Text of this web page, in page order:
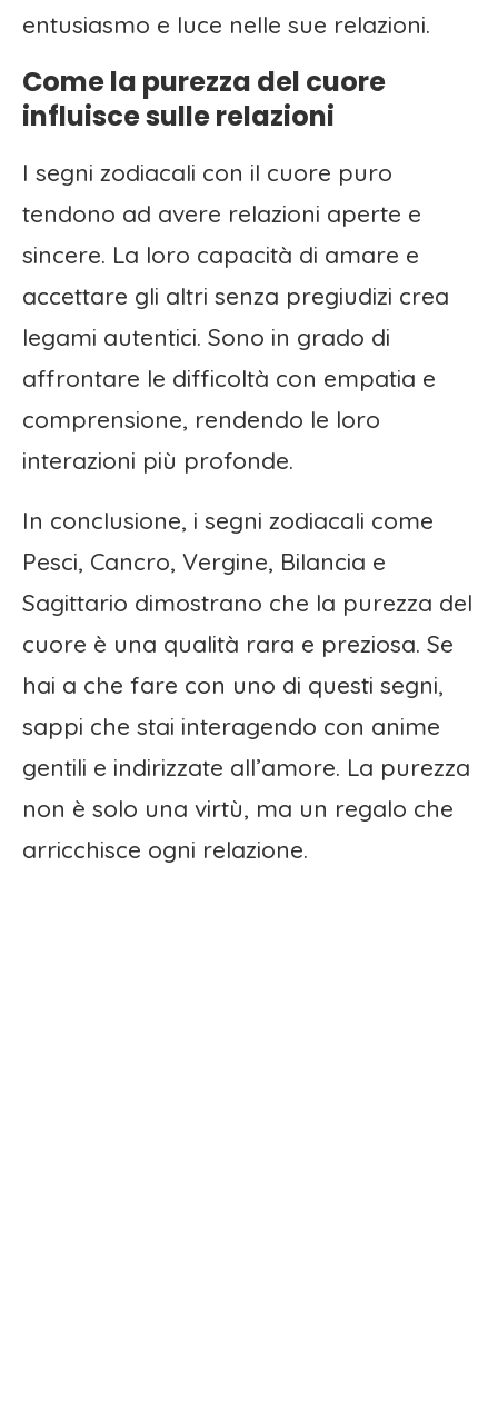
entusiasmo e luce nelle sue relazioni.
Come la purezza del cuore
influisce sulle relazioni
I segni zodiacali con il cuore puro
tendono ad avere relazioni aperte e
sincere. La loro capacità di amare e
accettare gli altri senza pregiudizi crea
legami autentici. Sono in grado di
affrontare le difficoltà con empatia e
comprensione, rendendo le loro
interazioni più profonde.
In conclusione, i segni zodiacali come
Pesci, Cancro, Vergine, Bilancia e
Sagittario dimostrano che la purezza del
cuore è una qualità rara e preziosa. Se
hai a che fare con uno di questi segni,
sappi che stai interagendo con anime
gentili e indirizzate all’amore. La purezza
non è solo una virtù, ma un regalo che
arricchisce ogni relazione.